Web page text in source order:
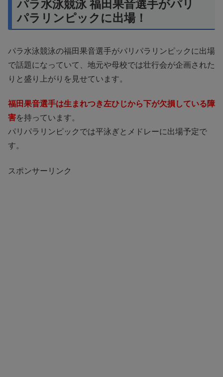
パラ水泳競泳 福田果音選手がパリ
パラリンピックに出場！
パラ水泳競泳の福田果音選手がパリパラリンピックに出場
で話題になっていて、地元や母校では壮行会が企画された
りと盛り上がりを見せています。
福田果音選手は生まれつき左ひじから下が欠損している障
害を持っています。
パリパラリンピックでは平泳ぎとメドレーに出場予定で
す。
スポンサーリンク